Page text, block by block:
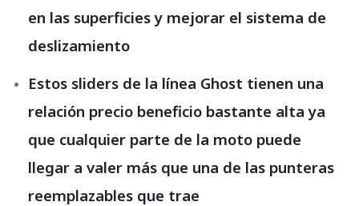
en las superficies y mejorar el sistema de
deslizamiento
Estos sliders de la línea Ghost tienen una
relación precio beneficio bastante alta ya
que cualquier parte de la moto puede
llegar a valer más que una de las punteras
reemplazables que trae